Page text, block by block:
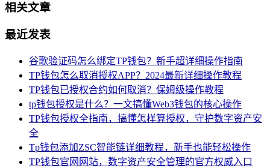
相关文章
最近发表
谷歌验证码怎么绑定TP钱包？新手超详细操作指南
TP钱包怎么取消授权APP？2024最新详细操作教程
TP钱包已授权合约如何取消？保姆级操作教程
tp钱包授权是什么？一文搞懂Web3钱包的核心操作
TP钱包授权全指南，搞懂怎样算授权，守护数字资产安
全
Tp钱包添加ZSC智能链详细教程，新手也能轻松操作
TP钱包官网网站，数字资产安全管理的官方权威入口